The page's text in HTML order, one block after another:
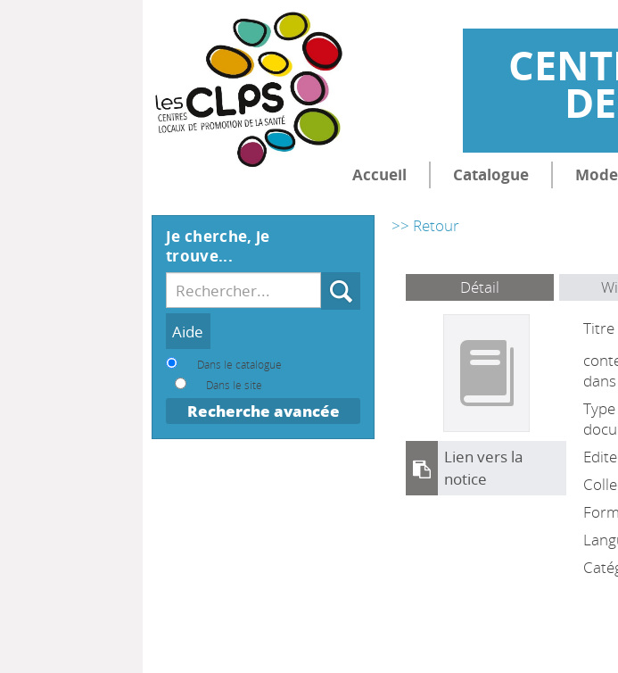
Accueil Catalogue
>> Retour
Détail
Lien vers la
notice
Titre
Je cherche, je
trouve...
Recherche
Dans le catalogue
Dans le site
Recherche avancée